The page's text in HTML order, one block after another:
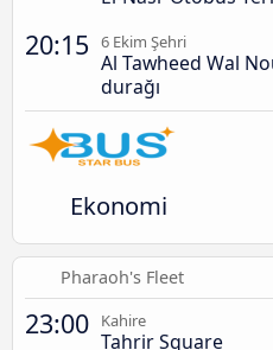
20:15 6 Ekim Şehri
Al Tawheed Wal
durağı
Ekonomi
Pharaoh's Fleet
23:00 Kahire
Tahrir Square